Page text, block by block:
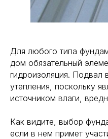
Для любого типа
дом обязательный
гидроизоляция. Подвал
утепления, поскольку
источником влаги,
Как видите, выбор
если в нем примет
Разработка сайта
ООО "ЕВРОСТРОЙГРУП" ИНН
Работаем по регламенту
на основе PM BOK и ИСО 21 500:2012
© 2005-2024. «ESG Professional» Все